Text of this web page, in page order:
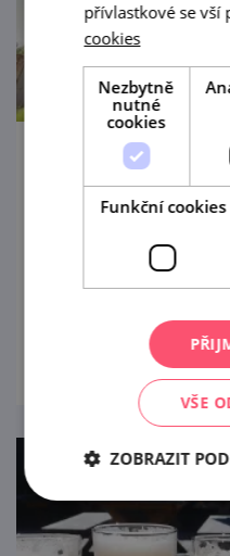
Veteráni pod
6.
Přehlídka
přívlastkové se vší
cookies
Nezbytně
nutné
cookies
Funkční cookies
VŠE
ZOBRAZIT